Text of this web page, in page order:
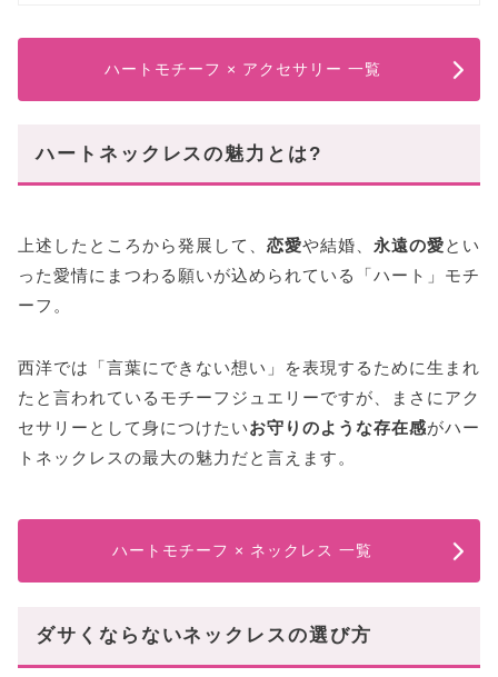
ハートモチーフ × アクセサリー 一覧
ハートネックレスの魅力とは?
上述したところから発展して、 恋愛や結婚、 永遠の愛とい
った愛情にまつわる願いが込められている「ハート」モチ
ーフ。
西洋では「言葉にできない想い」を表現するために生まれ
たと言われているモチーフジュエリーですが、まさにアク
セサリーとして身につけたいお守りのような存在感がハー
トネックレスの最大の魅力だと言えます。
ハートモチーフ × ネックレス 一覧
ダサくならないネックレスの選び方